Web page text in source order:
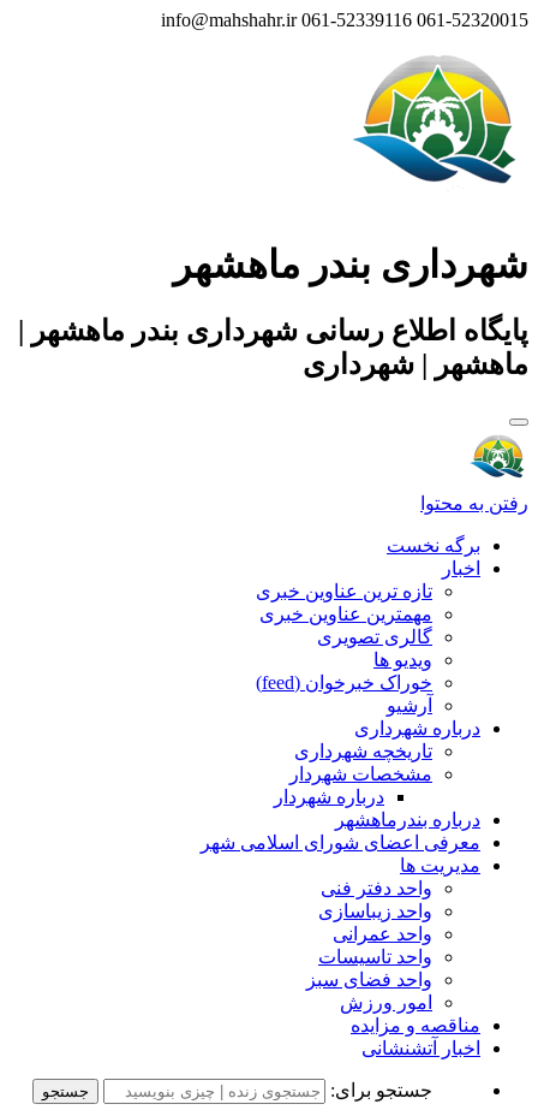
061-52320015
061-52339116
info@mahshahr.ir
شهرداری بندر ماهشهر
پایگاه اطلاع رسانی شهرداری بندر ماهشهر |
ماهشهر | شهرداری
رفتن به محتوا
برگه نخست
اخبار
تازه ترین عناوین خبری
مهمترین عناوین خبری
گالری تصویری
ویدیو ها
خوراک خبرخوان (feed)
آرشیو
درباره شهرداری
تاریخچه شهرداری
مشخصات شهردار
درباره شهردار
درباره بندرماهشهر
معرفی اعضای شورای اسلامی شهر
مدیریت ها
واحد دفتر فنی
واحد زیباسازی
واحد عمرانی
واحد تاسیسات
واحد فضای سبز
امور ورزش
مناقصه و مزایده
اخبار آتشنشانی
جستجو برای: